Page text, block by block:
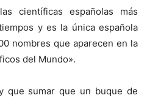
científicas españolas más
y es la única española
nombres que aparecen en la
del Mundo».
que sumar que un buque de